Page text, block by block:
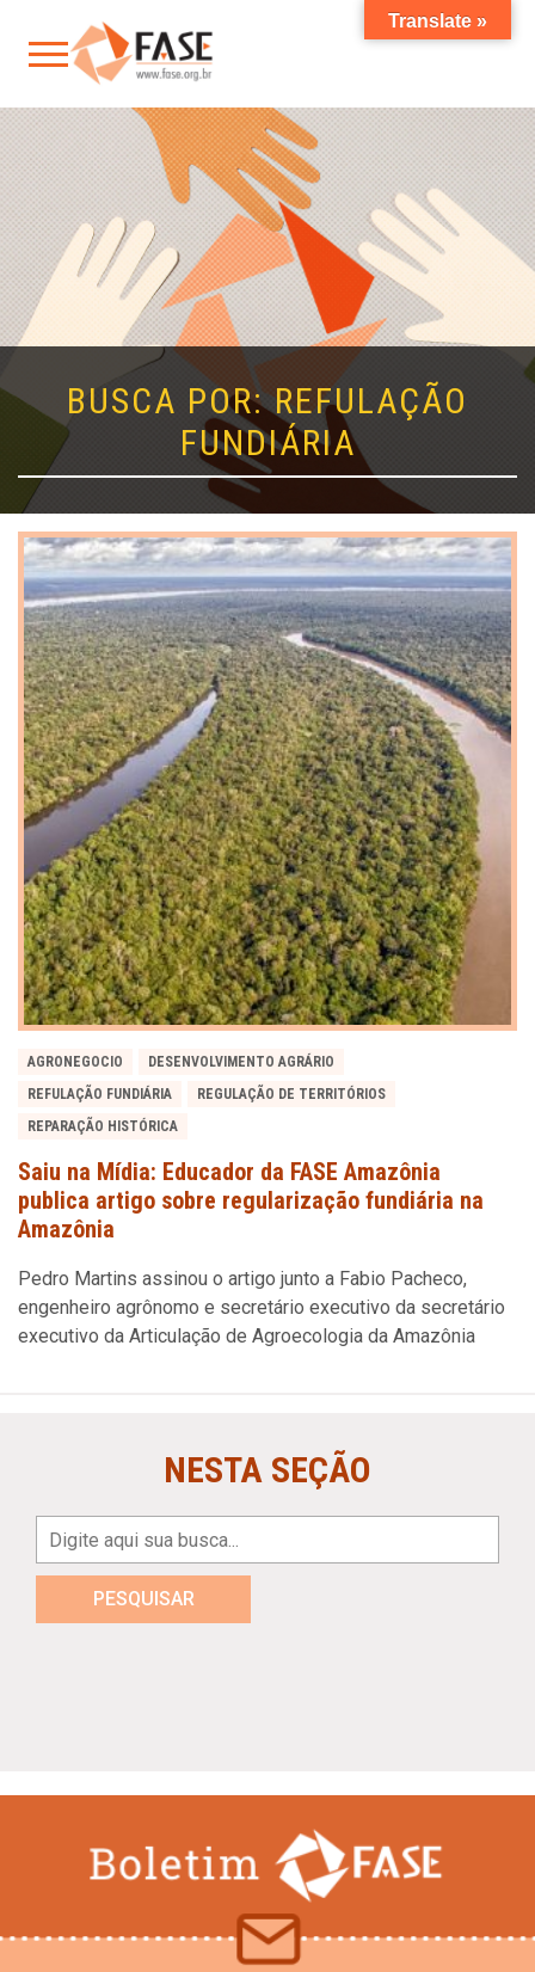
BUSCA POR: REFULAÇÃO
FUNDIÁRIA
AGRONEGOCIO
DESENVOLVIMENTO AGRÁRIO
REFULAÇÃO FUNDIÁRIA
REGULAÇÃO DE TERRITÓRIOS
REPARAÇÃO HISTÓRICA
Saiu na Mídia: Educador da FASE Amazônia
publica artigo sobre regularização fundiária na
Amazônia
Pedro Martins assinou o artigo junto a Fabio Pacheco,
engenheiro agrônomo e secretário executivo da secretário
executivo da Articulação de Agroecologia da Amazônia
NESTA SEÇÃO
PESQUISAR
Translate »